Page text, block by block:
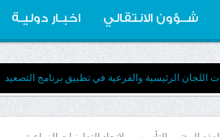
شــؤون الانتقالي اخبـار دوليـة
الرئيسية والفرعية في تطبيق برنامج التصعيد